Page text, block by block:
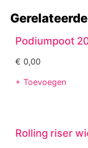
Podiumpoot
€ 0,00
+ Toevoegen
Rolling riser